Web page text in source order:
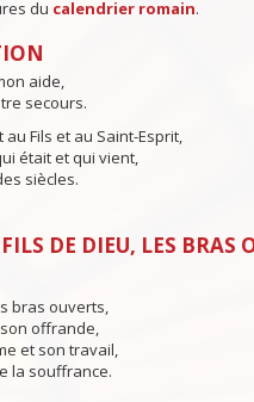
du calendrier romain.
aide,
secours.
Fils et au Saint-Esprit,
était et qui vient,
siècles.
DE DIEU, LES BRAS
bras ouverts,
offrande,
et son travail,
la souffrance.